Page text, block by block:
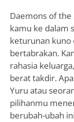
Daemons of
kamu ke dalam
keturunan kuno
bertabrakan.
rahasia
berat takdir.
Yuru atau
pilihanmu
berubah-ubah